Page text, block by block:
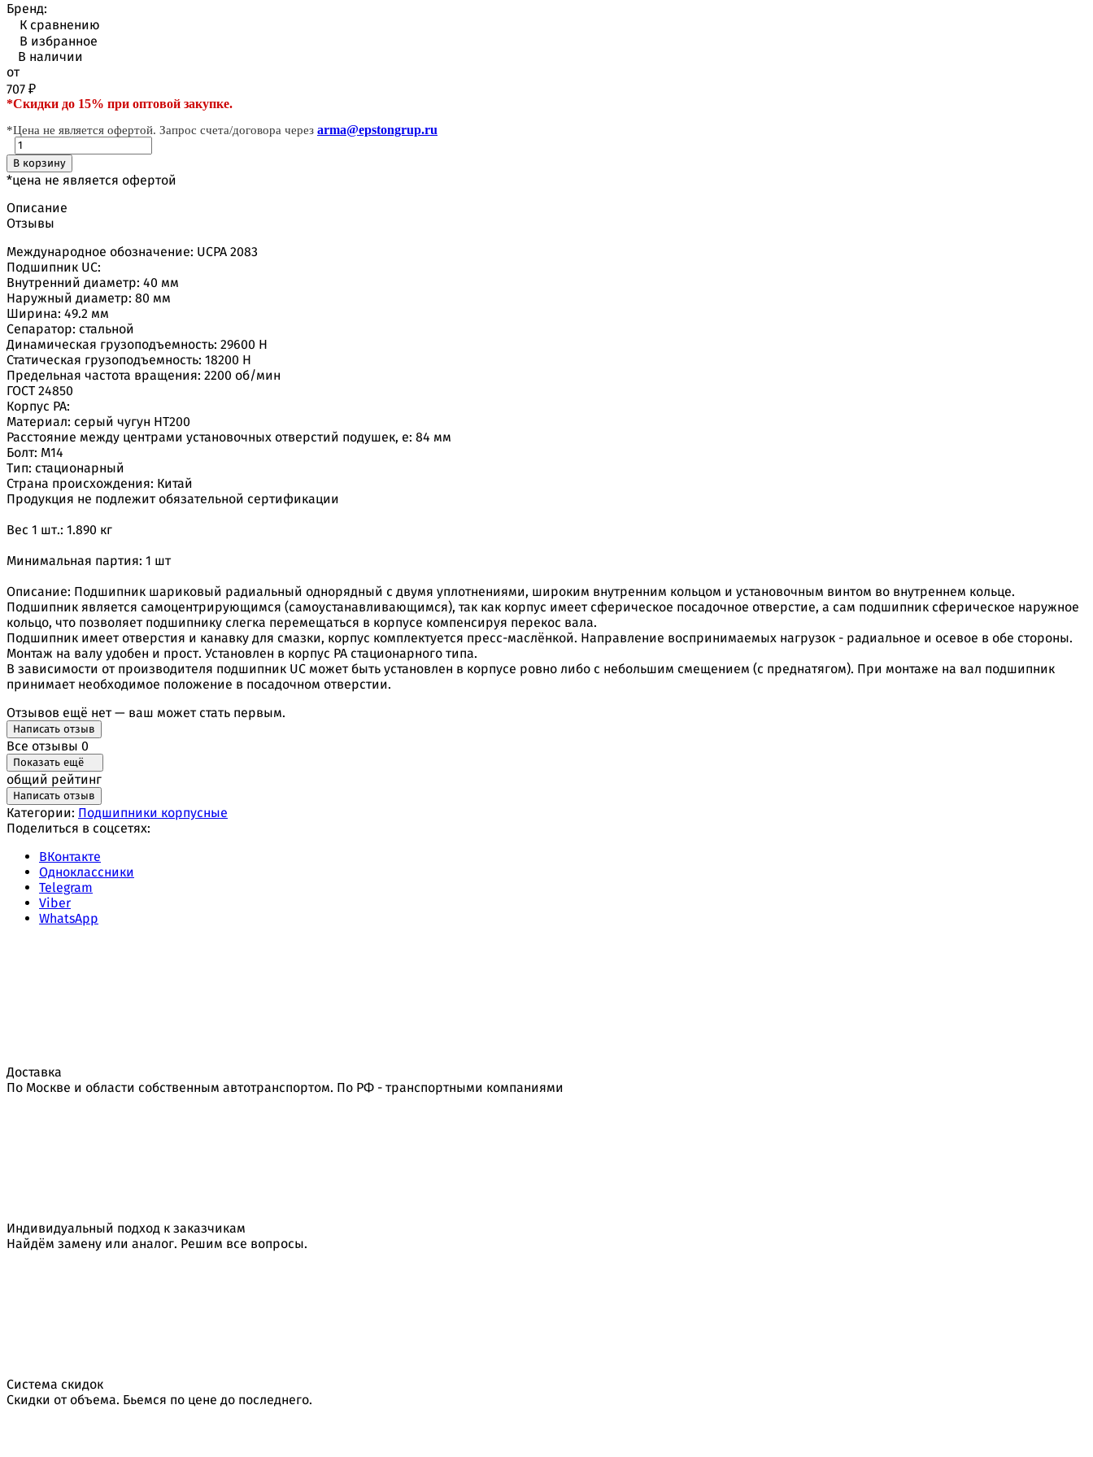
Бренд:
К сравнению
В избранное
В наличии
от
707 ₽
*Скидки до 15% при оптовой закупке.
*Цена не является офертой. Запрос счета/договора через arma@epstongrup.ru
В корзину
*цена не является офертой
Описание
Отзывы
Международное обозначение: UCPA 2083
Подшипник UC:
Внутренний диаметр: 40 мм
Наружный диаметр: 80 мм
Ширина: 49.2 мм
Сепаратор: стальной
Динамическая грузоподъемность: 29600 H
Статическая грузоподъемность: 18200 H
Предельная частота вращения: 2200 об/мин
ГОСТ 24850
Корпус PA:
Материал: серый чугун НТ200
Расстояние между центрами установочных отверстий подушек, e: 84 мм
Болт: М14
Тип: стационарный
Страна происхождения: Китай
Продукция не подлежит обязательной сертификации
Вес 1 шт.: 1.890 кг
Минимальная партия: 1 шт
Описание: Подшипник шариковый радиальный однорядный с двумя уплотнениями, широким внутренним кольцом и установочным винтом во внутреннем кольце.
Подшипник является самоцентрирующимся (самоустанавливающимся), так как корпус имеет сферическое посадочное отверстие, а сам подшипник сферическое наружное
кольцо, что позволяет подшипнику слегка перемещаться в корпусе компенсируя перекос вала.
Подшипник имеет отверстия и канавку для смазки, корпус комплектуется пресс-маслёнкой. Направление воспринимаемых нагрузок - радиальное и осевое в обе стороны.
Монтаж на валу удобен и прост. Установлен в корпус PA стационарного типа.
В зависимости от производителя подшипник UC может быть установлен в корпусе ровно либо с небольшим смещением (с преднатягом). При монтаже на вал подшипник
принимает необходимое положение в посадочном отверстии.
Отзывов ещё нет — ваш может стать первым.
Написать отзыв
Все отзывы 0
Показать ещё
общий рейтинг
Написать отзыв
Категории: Подшипники корпусные
Поделиться в соцсетях:
ВКонтакте
Одноклассники
Telegram
Viber
WhatsApp
Доставка
По Москве и области собственным автотранспортом. По РФ - транспортными компаниями
Индивидуальный подход к заказчикам
Найдём замену или аналог. Решим все вопросы.
Система скидок
Скидки от объема. Бьемся по цене до последнего.